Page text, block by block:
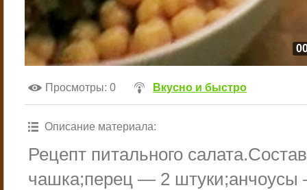
Просмотры: 0 Вкусно и быстро
Описание материала:
Рецепт питального
чашка;перец — 2 штуки;анчоусы